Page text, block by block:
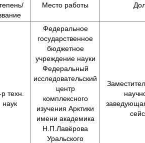
Место работы
техн.
наук
Федеральное
государственное
бюджетное
учреждение науки
Федеральный
исследовательский
центр
комплексного
изучения Арктики
имени академика
Н.П.Лавёрова
Уральского